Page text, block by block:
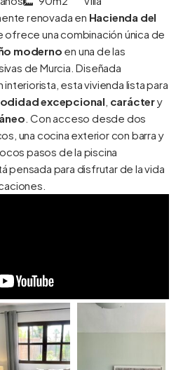
renovada en Hacienda del
ofrece una combinación única de
moderno en una de las
de Murcia. Diseñada
esta vivienda lista para
excepcional caráctery
. Con acceso desde dos
una cocina exterior con barra y
pasos de la piscina
pensada para disfrutar de la vida